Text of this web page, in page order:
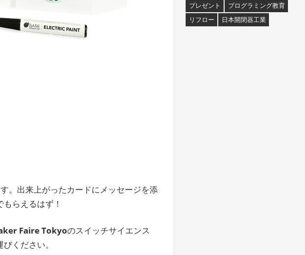
。出来上がったカードにメッセージを添
らえるはず！
Faire Tokyoのスイッチサイエンス
ください。
プレゼント
プログラミング教育
リフロー
日本開閉器工業